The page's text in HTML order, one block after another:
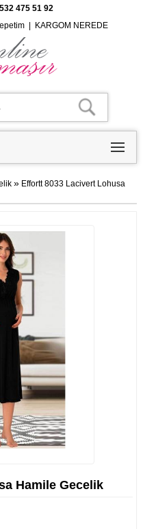
475 51 92
| KARGOM NEREDE
» Effortt 8033 Lacivert Lohusa
Hamile Gecelik